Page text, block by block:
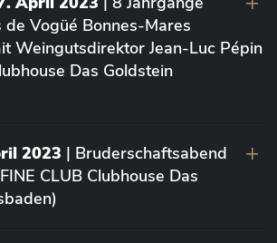
de Vogüé Bonnes-Mares
Weingutsdirektor Jean-Luc Pépin
Das Goldstein
2023 | Bruderschaftsabend
CLUB Clubhouse Das